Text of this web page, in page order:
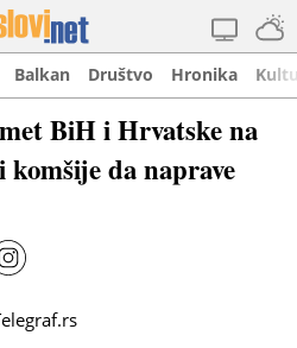
Balkan Društvo Hronika
BiH i Hrvatske na
da naprave